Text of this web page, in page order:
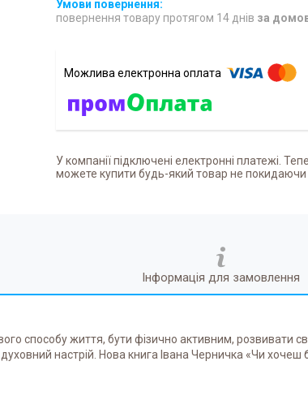
повернення товару протягом 14 днів за
У компанії підключені електронні платежі.
можете купити будь-який товар не покидаючи
Інформація для замовлення
способу життя, бути фізично активним, розвивати
настрій. Нова книга Івана Черничка «Чи хочеш